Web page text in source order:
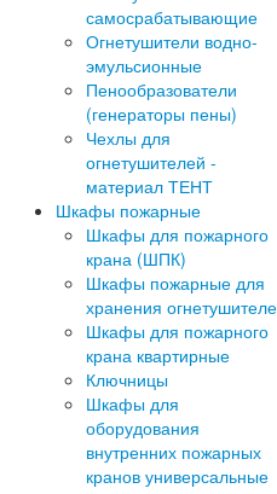
самосрабатывающие
Огнетушители водно-
эмульсионные
Пенообразователи
(генераторы пены)
Чехлы для
огнетушителей -
материал ТЕНТ
Шкафы пожарные
Шкафы для пожарного
крана (ШПК)
Шкафы пожарные для
хранения
Шкафы для пожарного
крана квартирные
Ключницы
Шкафы для
оборудования
внутренних пожарных
кранов универсальные